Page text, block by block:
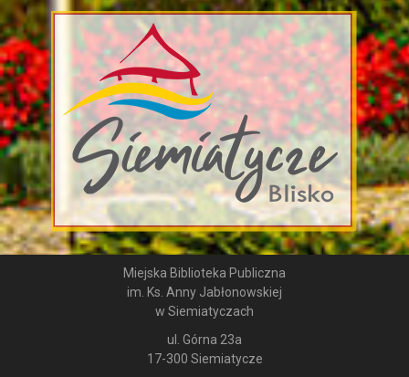
Miejska Biblioteka Publiczna
im. Ks. Anny Jabłonowskiej
w Siemiatyczach
ul. Górna 23a
17-300 Siemiatycze